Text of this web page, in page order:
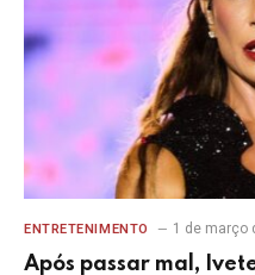
ENTRETENIMENTO 1 de março
Após passar mal,